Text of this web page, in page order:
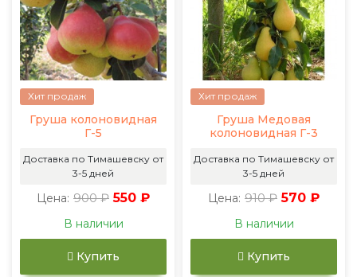
Хит продаж
Груша колоновидная
Г-5
Доставка по Тимашевску от
3-5 дней
Цена: 900 ₽ 550 ₽
В наличии
Купить
Хит продаж
Груша Медовая
колоновидная Г-3
Доставка по Тимашевску от
3-5 дней
Цена: 910 ₽ 570 ₽
В наличии
Купить